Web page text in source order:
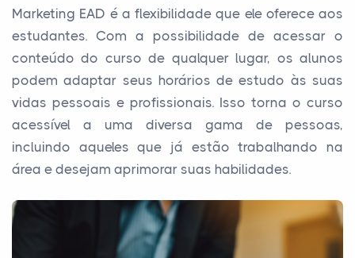
Marketing EAD é a flexibilidade que ele oferece aos
estudantes. Com a possibilidade de acessar o
conteúdo do curso de qualquer lugar, os alunos
podem adaptar seus horários de estudo às suas
vidas pessoais e profissionais. Isso torna o curso
acessível a uma diversa gama de pessoas,
incluindo aqueles que já estão trabalhando na
área e desejam aprimorar suas habilidades.